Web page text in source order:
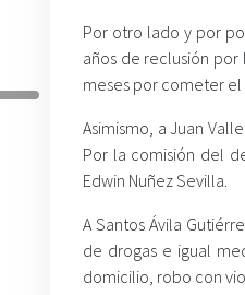
Por otro lado y por
años de reclusión
meses por cometer
Asimismo, a Juan
Por la comisión del
Edwin Nuñez Sevilla.
A Santos Ávila
de drogas e igual
domicilio, robo con